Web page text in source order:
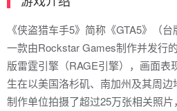
《侠盗猎车手5》简称《GTA5》（
一款由Rockstar Games制作并发行
版雷霆引擎（RAGE引擎），画面表
生在以美国洛杉矶、南加州及其周边
制作单位拍摄了超过25万张相关照